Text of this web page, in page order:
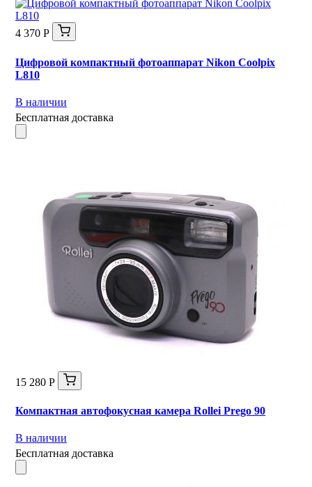
4 370 Р
Цифровой компактный фотоаппарат Nikon Coolpix
L810
В наличии
Бесплатная доставка
15 280 Р
Компактная автофокусная камера Rollei Prego 90
В наличии
Бесплатная доставка